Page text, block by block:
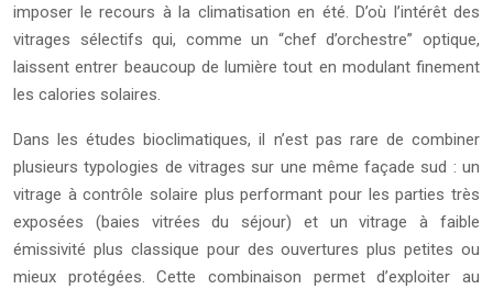
imposer le recours à la climatisation en été. D’où l’intérêt des
vitrages sélectifs qui, comme un “chef d’orchestre” optique,
laissent entrer beaucoup de lumière tout en modulant finement
les calories solaires.
Dans les études bioclimatiques, il n’est pas rare de combiner
plusieurs typologies de vitrages sur une même façade sud : un
vitrage à contrôle solaire plus performant pour les parties très
exposées (baies vitrées du séjour) et un vitrage à faible
émissivité plus classique pour des ouvertures plus petites ou
mieux protégées. Cette combinaison permet d’exploiter au